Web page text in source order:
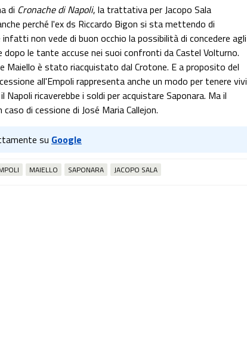
di Cronache di Napoli, la trattativa per Jacopo Sala
perché l'ex ds Riccardo Bigon si sta mettendo di
non vede di buon occhio la possibilità di concedere agli
dopo le tante accuse nei suoi confronti da Castel Volturno.
è stato riacquistato dal Crotone. E a proposito del
all'Empoli rappresenta anche un modo per tenere vivi
ricaverebbe i soldi per acquistare Saponara. Ma il
di cessione di José Maria Callejon.
su Google
MAIELLO SAPONARA JACOPO SALA